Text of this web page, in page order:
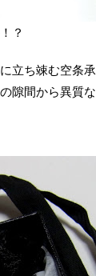
？
立ち竦む空条
隙間から異質な